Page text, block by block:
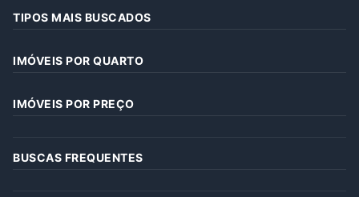
TIPOS MAIS BUSCADOS
IMÓVEIS POR QUARTO
IMÓVEIS POR PREÇO
BUSCAS FREQUENTES